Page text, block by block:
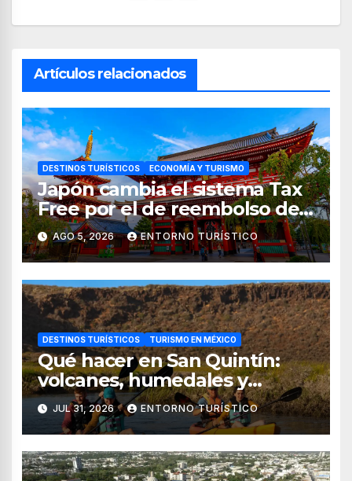
Artículos relacionados
DESTINOS TURÍSTICOS ECONOMÍA Y TURISMO
Japón cambia el sistema Tax
Free por el de reembolso de
impuestos desde noviembre
de 2026
AGO 5, 2026 ENTORNO TURÍSTICO
DESTINOS TURÍSTICOS TURISMO EN MÉXICO
Qué hacer en San Quintín:
volcanes, humedales y
sabores del mar
JUL 31, 2026 ENTORNO TURÍSTICO